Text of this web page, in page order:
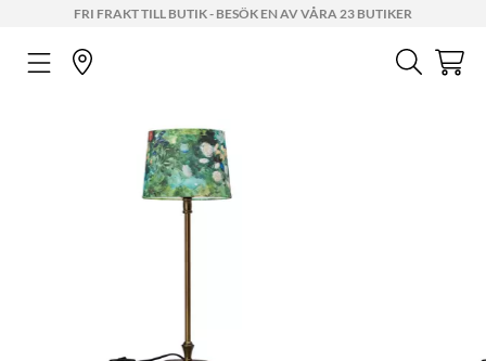
FRI FRAKT TILL BUTIK - BESÖK EN AV VÅRA 23 BUTIKER